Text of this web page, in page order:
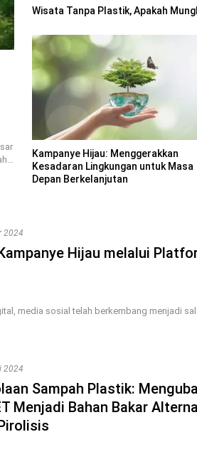
Wisata Tanpa Plastik, Apakah
Kampanye Hijau: Menggerakkan
Kesadaran Lingkungan untuk Masa
Depan Berkelanjutan
2024
Hijau melalui
media sosial telah berkembang menjadi
2024
Sampah Plastik:
Menjadi Bahan Bakar